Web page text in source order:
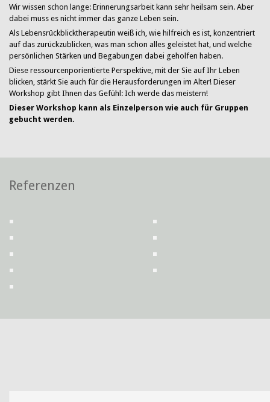
Wir wissen schon lange: Erinnerungsarbeit kann sehr heilsam sein. Aber
dabei muss es nicht immer das ganze Leben sein.
Als Lebensrückblicktherapeutin weiß ich, wie hilfreich es ist, konzentriert
auf das zurückzublicken, was man schon alles geleistet hat, und welche
persönlichen Stärken und Begabungen dabei geholfen haben.
Diese ressourcenporientierte Perspektive, mit der Sie auf Ihr Leben
blicken, stärkt Sie auch für die Herausforderungen im Alter! Dieser
Workshop gibt Ihnen das Gefühl: Ich werde das meistern!
Dieser Workshop kann als Einzelperson wie auch für Gruppen
gebucht werden.
Referenzen
Bildungswerk
Johannes-
GmbH
Verena